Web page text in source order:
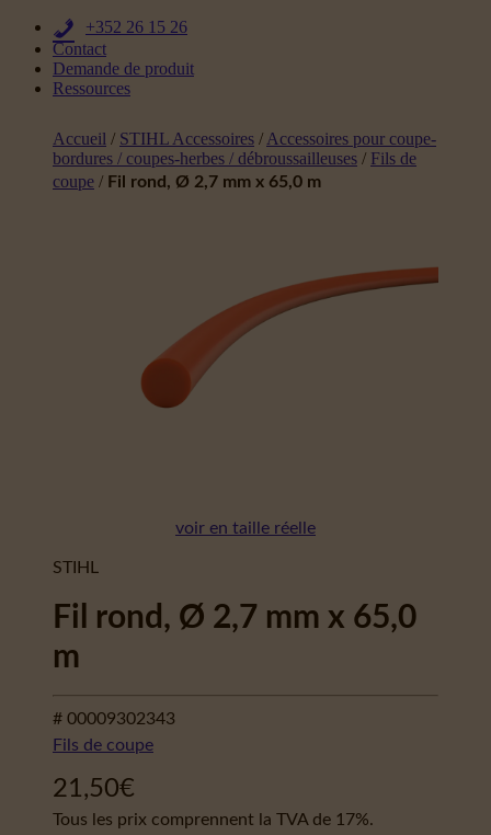
+352 26 15 26
Contact
Demande de produit
Ressources
Accueil / STIHL Accessoires / Accessoires pour coupe-
bordures / coupes-herbes / débroussailleuses / Fils de
coupe / Fil rond, Ø 2,7 mm x 65,0 m
voir en taille réelle
STIHL
Fil rond, Ø 2,7 mm x 65,0
m
# 00009302343
Fils de coupe
21,50€
Tous les prix comprennent la TVA de 17%.